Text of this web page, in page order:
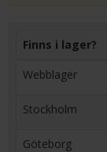
Finns i lager?
Webblager
Stockholm
Göteborg